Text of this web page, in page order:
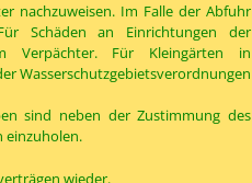
nachzuweisen. Im Falle der Abfuhr
Schäden an Einrichtungen der
Verpächter. Für Kleingärten in
Wasserschutzgebietsverordnungen
sind neben der Zustimmung des
einzuholen.
wieder.